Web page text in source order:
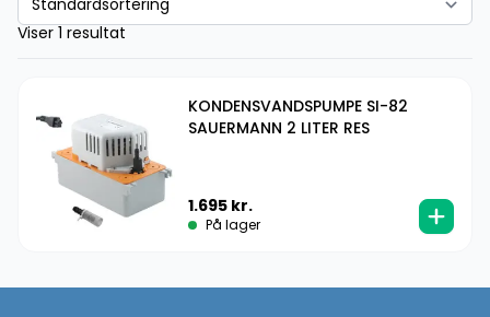
Viser 1 resultat
KONDENSVANDSPUMPE SI-82
SAUERMANN 2 LITER RES
1.695 kr.
På lager